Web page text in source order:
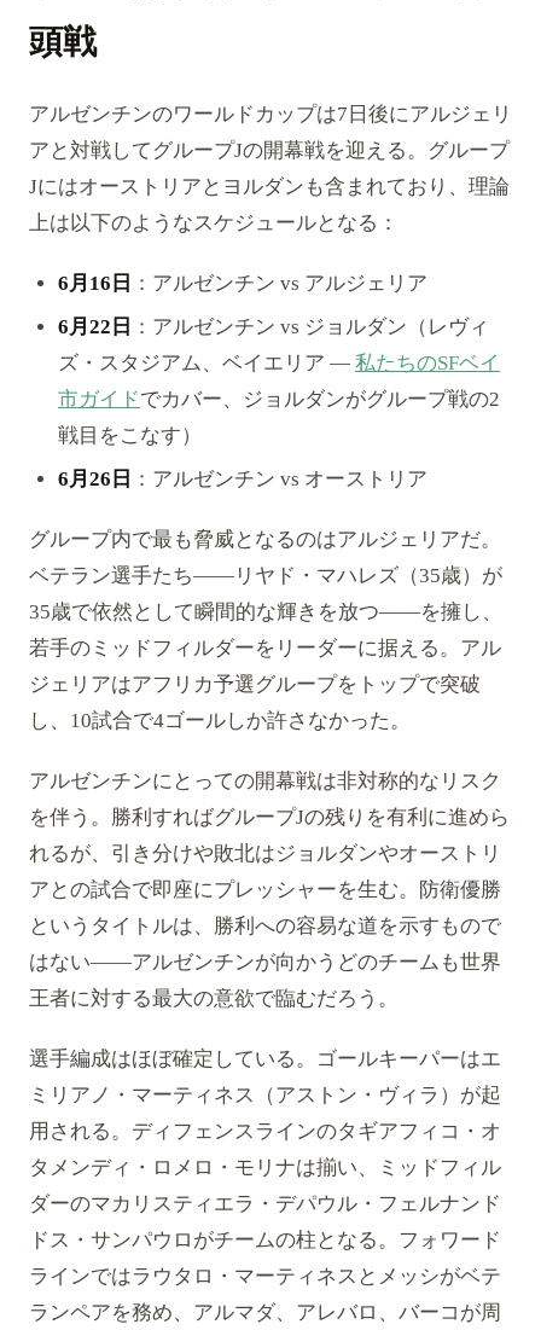
頭戦
アルゼンチンのワールドカップは7日後にアルジェリ
アと対戦してグループJの開幕戦を迎える。グループ
Jにはオーストリアとヨルダンも含まれており、理論
上は以下のようなスケジュールとなる：
6月16日 ：アルゼンチン vs アルジェリア
6月22日 ：アルゼンチン vs ジョルダン（レヴィ
ズ・スタジアム、ベイエリア — 私たちのSFベイ
市ガイドでカバー、ジョルダンがグループ戦の2
戦目をこなす）
6月26日 ：アルゼンチン vs オーストリア
グループ内で最も脅威となるのはアルジェリアだ。
ベテラン選手たち——リヤド・マハレズ（35歳）が
35歳で依然として瞬間的な輝きを放つ——を擁し、
若手のミッドフィルダーをリーダーに据える。アル
ジェリアはアフリカ予選グループをトップで突破
し、10試合で4ゴールしか許さなかった。
アルゼンチンにとっての開幕戦は非対称的なリスク
を伴う。勝利すればグループJの残りを有利に進めら
れるが、引き分けや敗北はジョルダンやオーストリ
アとの試合で即座にプレッシャーを生む。防衛優勝
というタイトルは、勝利への容易な道を示すもので
はない——アルゼンチンが向かうどのチームも世界
王者に対する最大の意欲で臨むだろう。
選手編成はほぼ確定している。ゴールキーパーはエ
ミリアノ・マーティネス（アストン・ヴィラ）が起
用される。ディフェンスラインのタギアフィコ・オ
タメンディ・ロメロ・モリナは揃い、ミッドフィル
ダーのマカリスティエラ・デパウル・フェルナンド
ドス・サンパウロがチームの柱となる。フォワード
ラインではラウタロ・マーティネスとメッシがベテ
ランペアを務め、アルマダ、アレバロ、バーコが周